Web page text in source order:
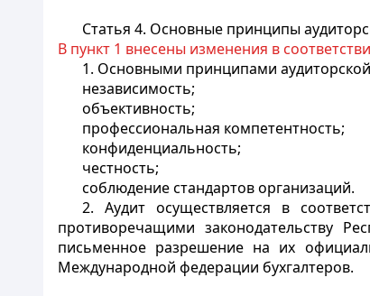
Статья 4. Основные принципы
В пункт 1 внесены изменения в
1. Основными принципами
независимость;
объективность;
профессиональная компетентность;
конфиденциальность;
честность;
соблюдение стандартов организаций.
2. Аудит осуществляется в
противоречащими законодательству
письменное разрешение на их
Международной федерации бухгалтеров.